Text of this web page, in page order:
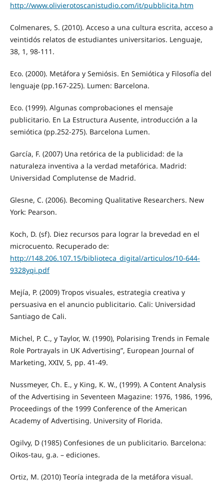
http://www.olivierotoscanistudio.com/it/pubblicita.htm
Colmenares, S. (2010). Acceso a una cultura escrita, acceso a
veintidós relatos de estudiantes universitarios. Lenguaje,
38, 1, 98-111.
Eco. (2000). Metáfora y Semiósis. En Semiótica y Filosofía del
lenguaje (pp.167-225). Lumen: Barcelona.
Eco. (1999). Algunas comprobaciones el mensaje
publicitario. En La Estructura Ausente, introducción a la
semiótica (pp.252-275). Barcelona Lumen.
García, F. (2007) Una retórica de la publicidad: de la
naturaleza inventiva a la verdad metafórica. Madrid:
Universidad Complutense de Madrid.
Glesne, C. (2006). Becoming Qualitative Researchers. New
York: Pearson.
Koch, D. (sf). Diez recursos para lograr la brevedad en el
microcuento. Recuperado de:
http://148.206.107.15/biblioteca_digital/articulos/10-644-
9328yqi.pdf
Mejía, P. (2009) Tropos visuales, estrategia creativa y
persuasiva en el anuncio publicitario. Cali: Universidad
Santiago de Cali.
Michel, P. C., y Taylor, W. (1990), Polarising Trends in Female
Role Portrayals in UK Advertising”, European Journal of
Marketing, XXIV, 5, pp. 41-49.
Nussmeyer, Ch. E., y King, K. W., (1999). A Content Analysis
of the Advertising in Seventeen Magazine: 1976, 1986, 1996,
Proceedings of the 1999 Conference of the American
Academy of Advertising. University of Florida.
Ogilvy, D (1985) Confesiones de un publicitario. Barcelona:
Oikos-tau, g.a. – ediciones.
Ortiz, M. (2010) Teoría integrada de la metáfora visual.